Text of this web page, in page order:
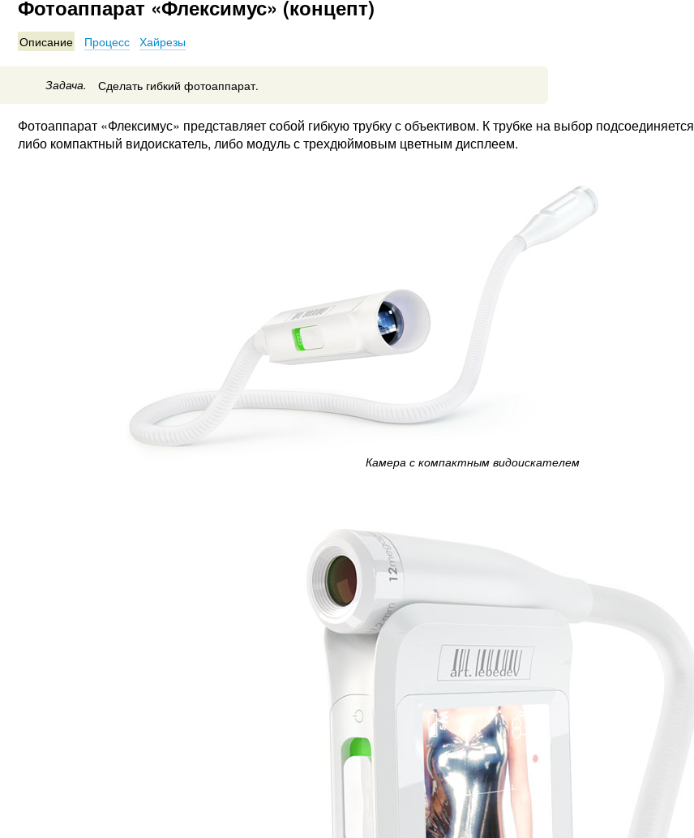
Фотоаппарат «Флексимус» (концепт)
Описание Процесс Хайрезы
Задача. Сделать гибкий фотоаппарат.
Фотоаппарат «Флексимус» представляет собой гибкую трубку с объективом. К трубке на выбор подсоединяется
либо компактный видоискатель, либо модуль с трехдюймовым цветным дисплеем.
Камера с компактным видоискателем